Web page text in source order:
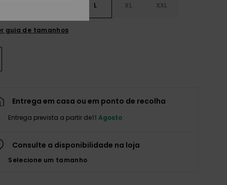
L XL XXL
guia de tamanhos
Entrega em casa ou em ponto de recolha
Entrega prevista a partir de11 Agosto
Consulte a disponibilidade na loja
Selecione um tamanho